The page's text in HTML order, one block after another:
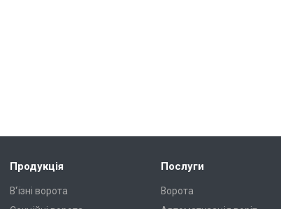
Продукція
В'їзні ворота
Послуги
Ворота